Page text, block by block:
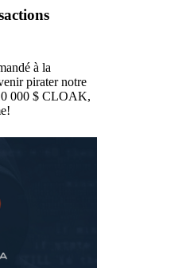
à la
pirater notre
000 $ CLOAK,